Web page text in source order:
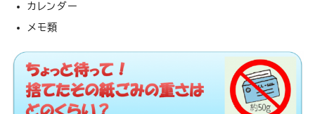
カレンダー
メモ類